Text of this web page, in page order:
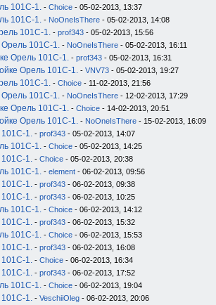
101С-1. - Choice - 05-02-2013, 13:37
101С-1. - NoOneIsThere - 05-02-2013, 14:08
101С-1. - prof343 - 05-02-2013, 15:56
101С-1. - NoOneIsThere - 05-02-2013, 16:11
Орель 101С-1. - prof343 - 05-02-2013, 16:31
Орель 101С-1. - VNV73 - 05-02-2013, 19:27
101С-1. - Choice - 11-02-2013, 21:56
101С-1. - NoOneIsThere - 12-02-2013, 17:29
Орель 101С-1. - Choice - 14-02-2013, 20:51
Орель 101С-1. - NoOneIsThere - 15-02-2013, 16:09
101С-1. - prof343 - 05-02-2013, 14:07
101С-1. - Choice - 05-02-2013, 14:25
101С-1. - Choice - 05-02-2013, 20:38
101С-1. - element - 06-02-2013, 09:56
101С-1. - prof343 - 06-02-2013, 09:38
101С-1. - prof343 - 06-02-2013, 10:25
101С-1. - Choice - 06-02-2013, 14:12
101С-1. - prof343 - 06-02-2013, 15:32
101С-1. - Choice - 06-02-2013, 15:53
101С-1. - prof343 - 06-02-2013, 16:08
101С-1. - Choice - 06-02-2013, 16:34
101С-1. - prof343 - 06-02-2013, 17:52
101С-1. - Choice - 06-02-2013, 19:04
101С-1. - VeschiiOleg - 06-02-2013, 20:06